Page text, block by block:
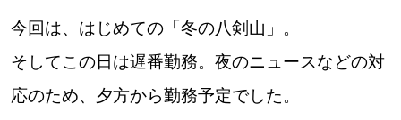
情報提供・お問い合わせ 利用規約
今回は、はじめての「冬の八剣山」。
そしてこの日は遅番勤務。夜のニュースなどの対
応のため、夕方から勤務予定でした。